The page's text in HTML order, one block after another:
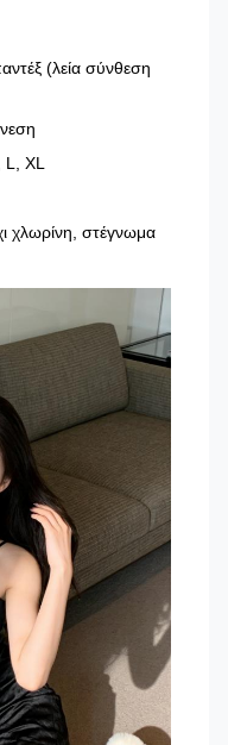
(λεία σύνθεση
XL
χλωρίνη, στέγνωμα